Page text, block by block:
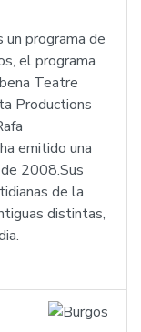
un programa de
el programa
Teatre
Productions
emitido una
2008.Sus
de la
distintas,